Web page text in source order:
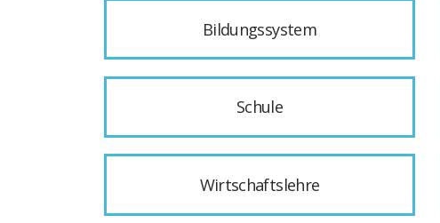
Bildungssystem
Schule
Wirtschaftslehre